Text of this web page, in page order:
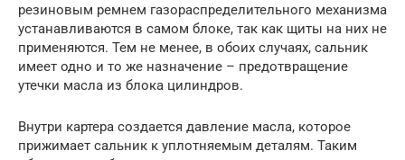
резиновым ремнем газораспределительного механизма
устанавливаются в самом блоке, так как щиты на них не
применяются. Тем не менее, в обоих случаях, сальник
имеет одно и то же назначение – предотвращение
утечки масла из блока цилиндров.
Внутри картера создается давление масла, которое
прижимает сальник к уплотняемым деталям. Таким